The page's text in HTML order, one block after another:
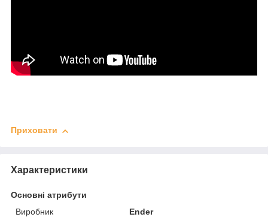
Приховати
Характеристики
Основні атрибути
Виробник
Ender